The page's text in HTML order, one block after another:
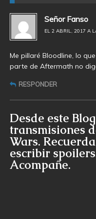
Señor Fanso
EL 2 ABRIL, 2017 A
Me pillaré Bloodline, lo
parte de Aftermath no
RESPONDER
Desde este
transmisiones
Wars.
escribir
Acompañe.